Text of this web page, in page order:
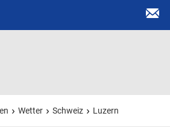
Wetter Schweiz Luzern